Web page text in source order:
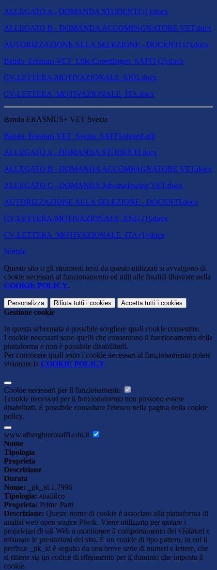
ALLEGATO A - DOMANDA STUDENTI (1).docx
ALLEGATO B - DOMANDA ACCOMPAGNATORE VET.docx
AUTORIZZAZIONE ALLA SELEZIONE - DOCENTI (2).docx
Bando_Erasmus VET_Lille-Copenhagen_SAFFI (2).docx
CV-LETTERA-MOTIVAZIONALE_ENG.docx
CV-LETTERA_MOTIVAZIONALE_ITA.docx
Bando ERASMUS+ VET Svezia
Bando_Erasmus VET_Svezia_SAFFI-signed.pdf
ALLEGATO A - DOMANDA STUDENTI.docx
ALLEGATO B - DOMANDA ACCOMPAGNATORE VET.docx
ALLEGATO C - DOMANDA Job-shadowing VET.docx
AUTORIZZAZIONE ALLA SELEZIONE - DOCENTI.docx
CV-LETTERA-MOTIVAZIONALE_ENG (1).docx
CV-LETTERA_MOTIVAZIONALE_ITA (1).docx
Notizie
Questo sito o gli strumenti terzi da questo utilizzati si avvalgono di
cookie necessari al funzionamento ed utili alle finalità illustrate nella
COOKIE POLICY.
Personalizza Rifiuta tutti i cookies Accetta tutti i cookies
Gestione cookie
In questa schermata è possibile scegliere quali cookie consentire.
I cookie necessari sono quelli che consentono il funzionamento della
piattaforma e non è possibile disabilitarli.
Per conoscere quali sono i cookie necessari al funzionamento potete
visionare la COOKIE POLICY.
Cookie necessari per il funzionamento
I cookie necessari per il funzionamento non possono essere
disabilitati. È possibile consultare l'elenco nella pagina della cookie
policy.
www.alberghierosaffi.edu.it
Nome
Tipologia
Proprieta
Descrizione
Durata
Nome: _pk_id.1.7996
Tipologia: analitico
Proprieta: Prime Parti
Descrizione: Questo nome di cookie è associato alla piattaforma di
analisi web open source Piwik. Viene utilizzato per aiutare i
proprietari di siti Web a monitorare il comportamento dei visitatori e
misurare le prestazioni del sito. È un cookie di tipo pattern, in cui il
prefisso _pk_id è seguito da una breve serie di numeri e lettere, che
si ritiene sia un codice di riferimento per il dominio che imposta il
cookie.